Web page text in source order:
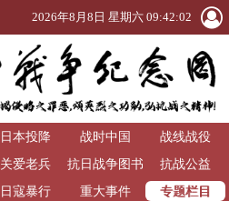
2026年8月8日 星期六 09:42:02
日本投降 战时中国
战线战役
关爱老兵
抗日战争图书
馆
抗战公益
日寇暴行 重大事件
专题栏目